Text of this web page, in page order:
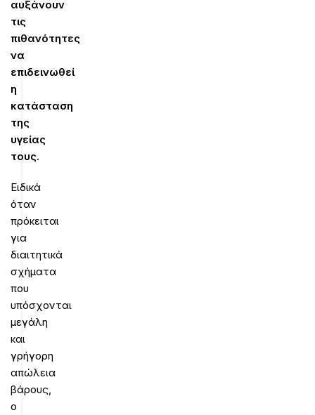
αυξάνουν
τις
πιθανότητες
να
επιδεινωθεί
η
κατάσταση
της
υγείας
τους.
Ειδικά
όταν
πρόκειται
για
διαιτητικά
σχήματα
που
υπόσχονται
μεγάλη
και
γρήγορη
απώλεια
βάρους,
ο